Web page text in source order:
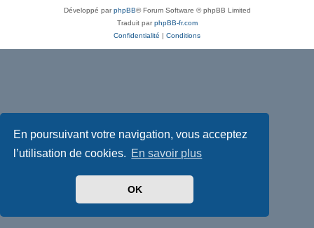
En poursuivant votre navigation, vous acceptez
l’utilisation de cookies. En savoir plus
OK
Développé parphpBB® Forum Software © phpBB Limited
Traduit parphpBB-fr.com
Confidentialité | Conditions